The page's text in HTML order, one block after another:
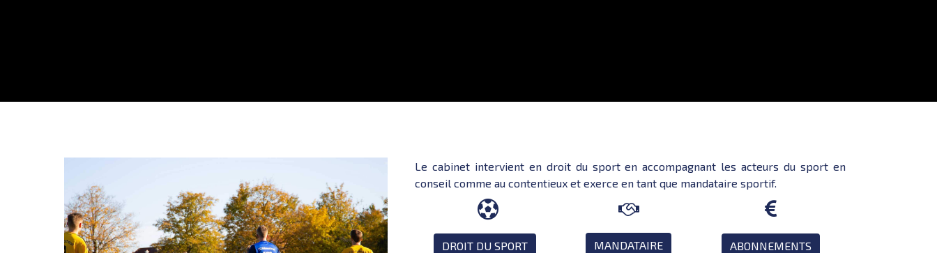
Le cabinet intervient en droit du sport en accompagnant les acteurs du sport en
conseil comme au contentieux etexerce en tant que mandataire sportif.

DROIT DU SPORT

MANDATAIRE

ABONNEMENTS